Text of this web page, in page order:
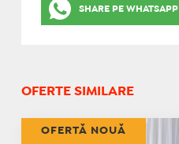
SHARE PE WHATSAPP
OFERTE SIMILARE
OFERTĂ NOUĂ